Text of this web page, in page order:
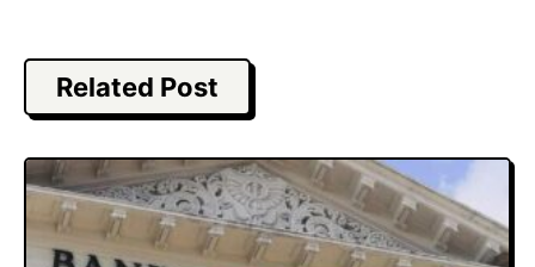
c
e
b
o
o
k
a
s
A
p
p
a
m
Related Post